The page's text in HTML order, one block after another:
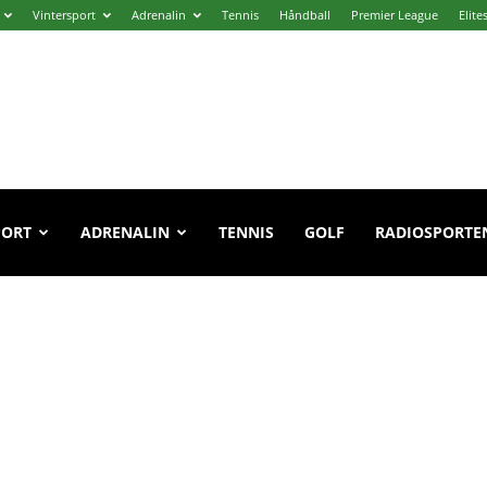
Vintersport Adrenalin Tennis Håndball Premier League
ADRENALIN TENNIS GOLF